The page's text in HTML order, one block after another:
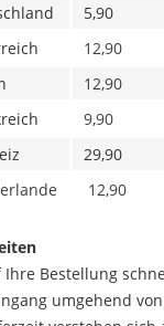
5,90
12,90
12,90
9,90
29,90
12,90
Ihre Bestellung
umgehend